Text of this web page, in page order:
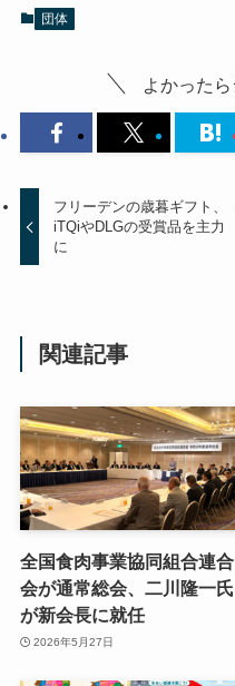
団体
よかった
フリーデンの歳暮ギフト、
iTQiやDLGの受賞品を主力
に
関連記事
全国食肉事業協同組合連合
会が通常総会、二川隆一氏
が新会長に就任
2026年5月27日